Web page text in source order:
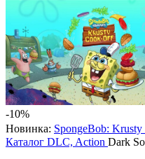
-10%
Новинка: SpongeBob:
Каталог DLC, Action Dark